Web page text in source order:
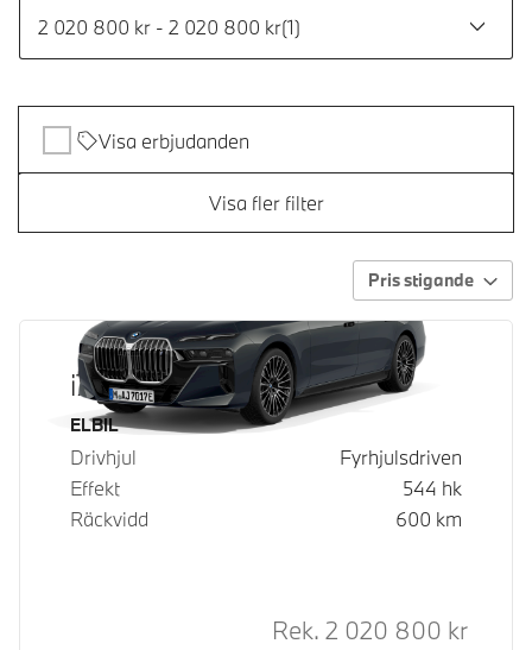
2 020 800 kr - 2 020 800 kr(1)
Visa erbjudanden
Visa fler filter
Pris stigande
i7 xDrive60
Bränsle
ELBIL
Drivhjul
Fyrhjulsdriven
Effekt
544 hk
Räckvidd
600 km
Rek.
Rek. 2 020 800 kr